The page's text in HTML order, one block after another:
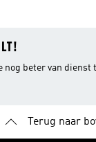
nog beter van dienst
Terug naar